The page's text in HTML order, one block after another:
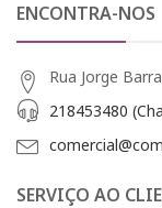
ENCONTRA-NOS
Rua Jorge
218453480
SERVIÇO AO